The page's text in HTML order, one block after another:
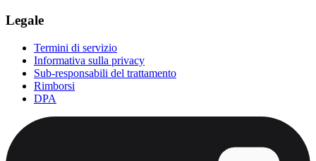
Legale
Termini di servizio
Informativa sulla privacy
Sub-responsabili del trattamento
Rimborsi
DPA